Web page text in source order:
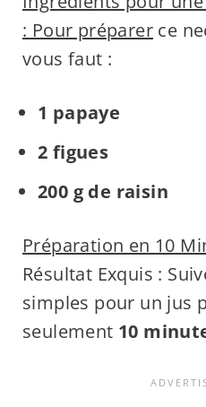
: Pour préparerce
vous faut :
1 papaye
2 figues
200 g de raisin
Préparation en 10
Résultat Exquis :
simples pour un jus
seulement 10